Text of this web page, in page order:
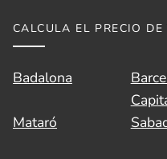
CALCULA EL PRECIO
Badalona
Mataró